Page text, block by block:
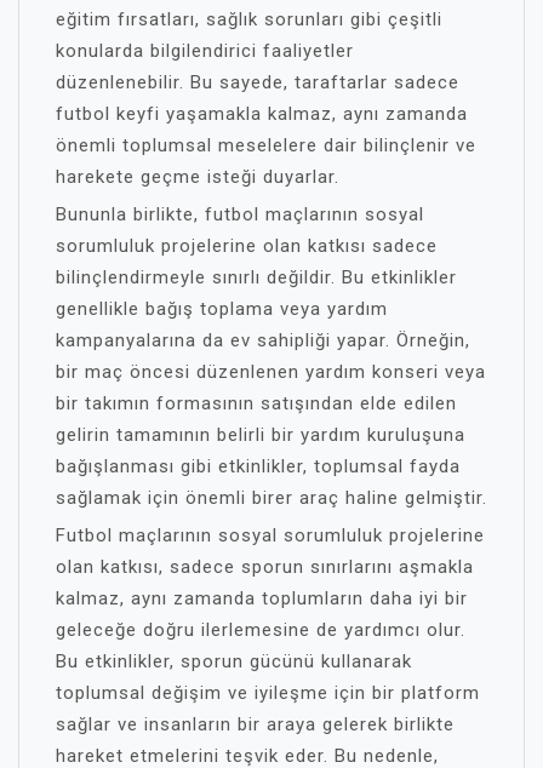
eğitim fırsatları, sağlık sorunları gibi çeşitli
konularda bilgilendirici faaliyetler
düzenlenebilir. Bu sayede, taraftarlar sadece
futbol keyfi yaşamakla kalmaz, aynı zamanda
önemli toplumsal meselelere dair bilinçlenir ve
harekete geçme isteği duyarlar.
Bununla birlikte, futbol maçlarının sosyal
sorumluluk projelerine olan katkısı sadece
bilinçlendirmeyle sınırlı değildir. Bu etkinlikler
genellikle bağış toplama veya yardım
kampanyalarına da ev sahipliği yapar. Örneğin,
bir maç öncesi düzenlenen yardım konseri veya
bir takımın formasının satışından elde edilen
gelirin tamamının belirli bir yardım kuruluşuna
bağışlanması gibi etkinlikler, toplumsal fayda
sağlamak için önemli birer araç haline gelmiştir.
Futbol maçlarının sosyal sorumluluk projelerine
olan katkısı, sadece sporun sınırlarını aşmakla
kalmaz, aynı zamanda toplumların daha iyi bir
geleceğe doğru ilerlemesine de yardımcı olur.
Bu etkinlikler, sporun gücünü kullanarak
toplumsal değişim ve iyileşme için bir platform
sağlar ve insanların bir araya gelerek birlikte
hareket etmelerini teşvik eder. Bu nedenle,